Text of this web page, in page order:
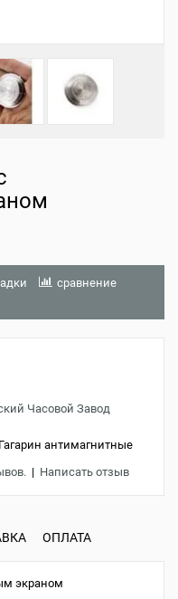
сравнение
Часовой Завод
антимагнитные
| Написать отзыв
ОПЛАТА
экраном